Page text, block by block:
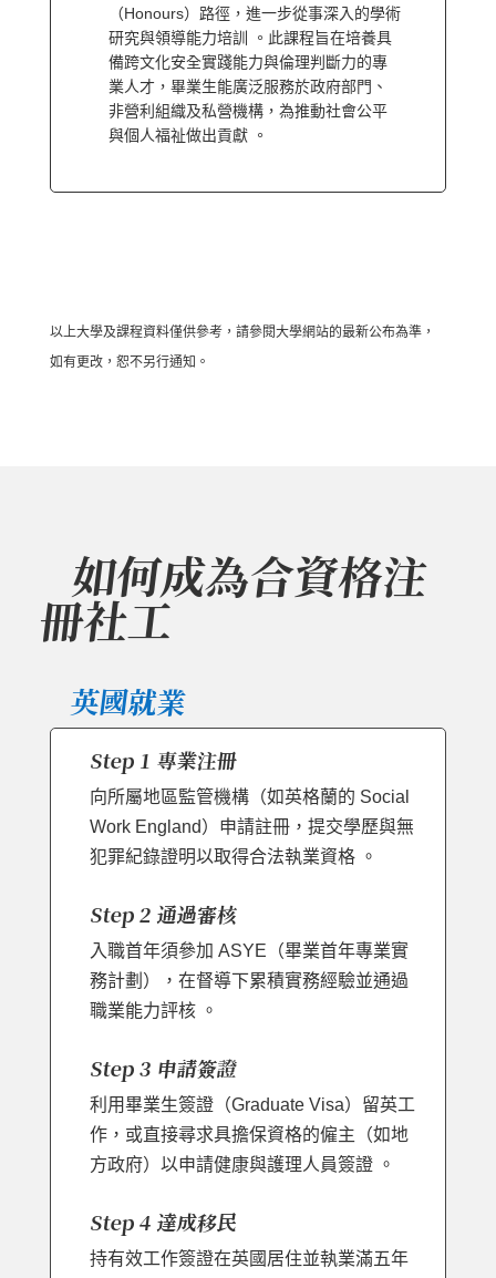
（Honours）路徑，進一步從事深入的學術
研究與領導能力培訓 。此課程旨在培養具
備跨文化安全實踐能力與倫理判斷力的專
業人才，畢業生能廣泛服務於政府部門、
非營利組織及私營機構，為推動社會公平
與個人福祉做出貢獻 。
以上大學及課程資料僅供參考，請參閱大學網站的最新公布為準，
如有更改，恕不另行通知。
如何成為合資格注
冊社工
英國就業
Step 1 專業注冊
向所屬地區監管機構（如英格蘭的 Social
Work England）申請註冊，提交學歷與無
犯罪紀錄證明以取得合法執業資格 。
Step 2 通過審核
入職首年須參加 ASYE（畢業首年專業實
務計劃），在督導下累積實務經驗並通過
職業能力評核 。
Step 3 申請簽證
利用畢業生簽證（Graduate Visa）留英工
作，或直接尋求具擔保資格的僱主（如地
方政府）以申請健康與護理人員簽證 。
Step 4 達成移民
持有效工作簽證在英國居住並執業滿五年